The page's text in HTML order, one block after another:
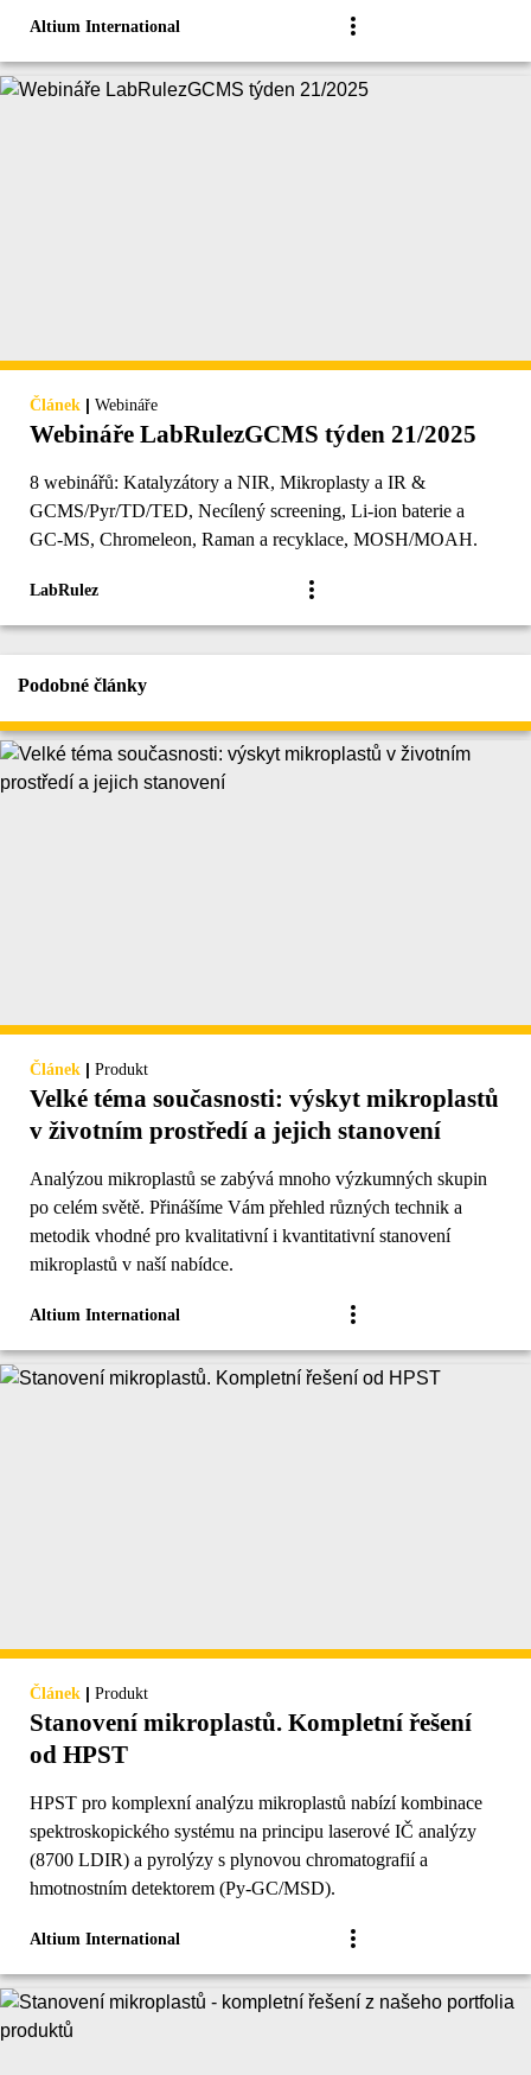
Altium International
Článek | Webináře
Webináře LabRulezGCMS týden 21/2025
8 webinářů: Katalyzátory a NIR, Mikroplasty a IR &
GCMS/Pyr/TD/TED, Necílený screening, Li-ion baterie a
GC-MS, Chromeleon, Raman a recyklace, MOSH/MOAH.
LabRulez
Podobné články
Článek | Produkt
Velké téma současnosti: výskyt mikroplastů
v životním prostředí a jejich stanovení
Analýzou mikroplastů se zabývá mnoho výzkumných skupin
po celém světě. Přinášíme Vám přehled různých technik a
metodik vhodné pro kvalitativní i kvantitativní stanovení
mikroplastů v naší nabídce.
Altium International
Článek | Produkt
Stanovení mikroplastů. Kompletní řešení
od HPST
HPST pro komplexní analýzu mikroplastů nabízí kombinace
spektroskopického systému na principu laserové IČ analýzy
(8700 LDIR) a pyrolýzy s plynovou chromatografií a
hmotnostním detektorem (Py-GC/MSD).
Altium International